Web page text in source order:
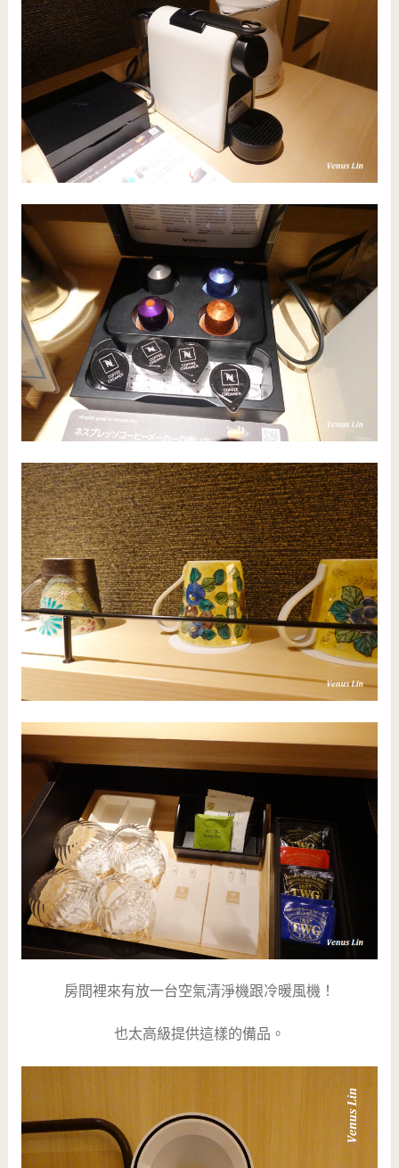
房間裡來有放一台空氣清淨機跟冷暖風機！
也太高級提供這樣的備品。